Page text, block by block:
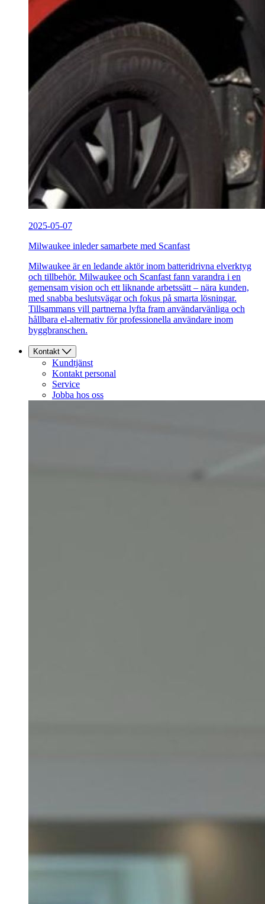
2025-05-07
Milwaukee inleder samarbete med Scanfast
Milwaukee är en ledande aktör inom batteridrivna elverktyg
och tillbehör. Milwaukee och Scanfast fann varandra i en
gemensam vision och ett liknande arbetssätt – nära kunden,
med snabba beslutsvägar och fokus på smarta lösningar.
Tillsammans vill partnerna lyfta fram användarvänliga och
hållbara el-alternativ för professionella användare inom
byggbranschen.
Kontakt
Kundtjänst
Kontakt personal
Service
Jobba hos oss